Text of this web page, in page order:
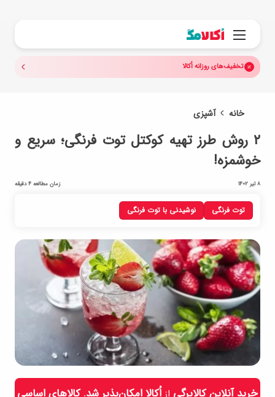
منو
تخفیف‌های روزانه اُکالا
خانه آشپزی
توت فرنگی نوشیدنی با توت فرنگی
۲ روش طرز تهیه کوکتل توت‌ فرنگی؛ سریع و
خوشمزه!
8 تیر 1402 زمان مطالعه 4 دقیقه
خرید آنلاین کالابرگی از اُکالا امکان‌پذیر شد. کالاهای اساسی